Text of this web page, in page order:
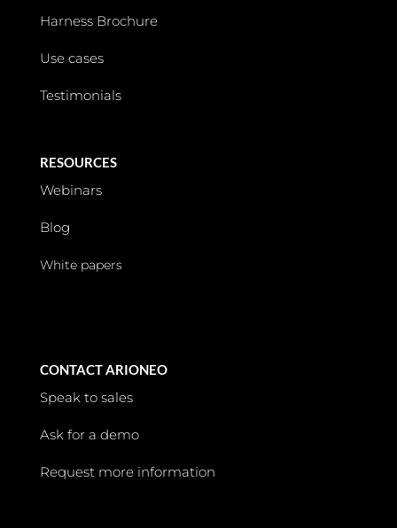
Harness Brochure
Use cases
Testimonials
RESOURCES
Webinars
Blog
White papers
CONTACT ARIONEO
Speak to sales
Ask for a demo
Request more information